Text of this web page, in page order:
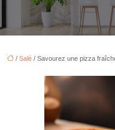
/ Salé / Savourez une pizza